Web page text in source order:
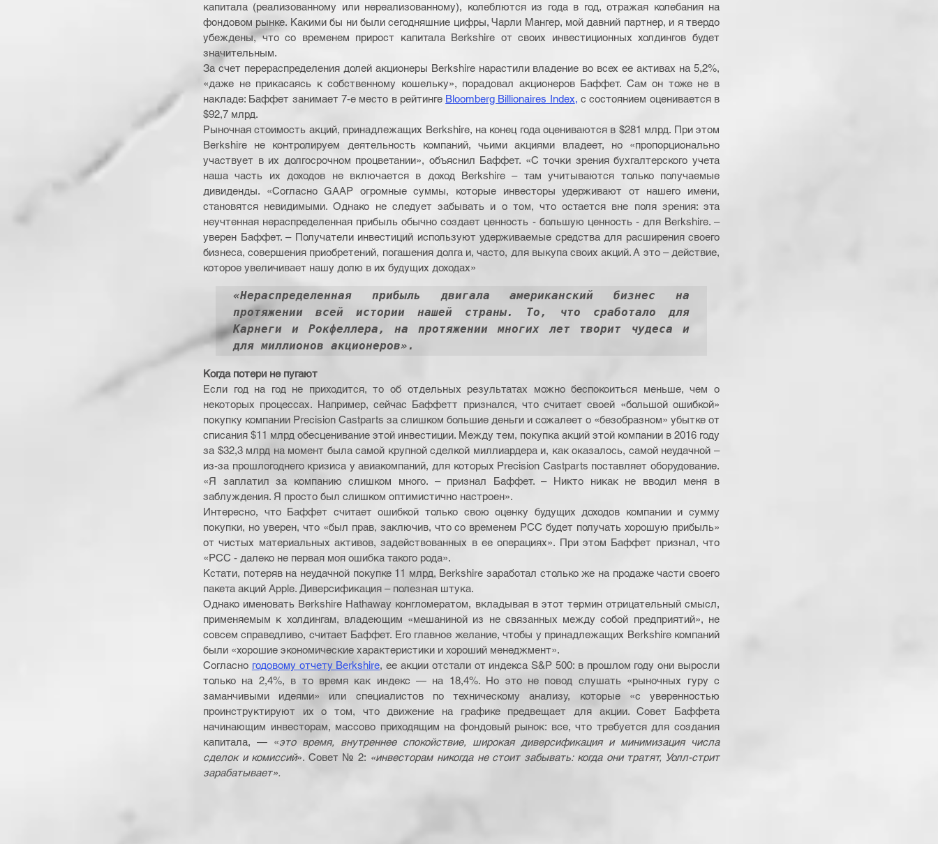
капитала (реализованному или нереализованному), колеблются из года в год, отражая колебания на
фондовом рынке. Какими бы ни были сегодняшние цифры, Чарли Мангер, мой давний партнер, и я твердо
убеждены, что со временем прирост капитала Berkshire от своих инвестиционных холдингов будет
значительным.
За счет перераспределения долей акционеры Berkshire нарастили владение во всех ее активах на 5,2%,
«даже не прикасаясь к собственному кошельку», порадовал акционеров Баффет. Сам он тоже не в
накладе: Баффет занимает 7-е место в рейтинге Bloomberg Billionaires Index, с состоянием оценивается в
$92,7 млрд.
Рыночная стоимость акций, принадлежащих Berkshire, на конец года оцениваются в $281 млрд. При этом
Berkshire не контролируем деятельность компаний, чьими акциями владеет, но «пропорционально
участвует в их долгосрочном процветании», объяснил Баффет. «С точки зрения бухгалтерского учета
наша часть их доходов не включается в доход Berkshire – там учитываются только получаемые
дивиденды. «Согласно GAAP огромные суммы, которые инвесторы удерживают от нашего имени,
становятся невидимыми. Однако не следует забывать и о том, что остается вне поля зрения: эта
неучтенная нераспределенная прибыль обычно создает ценность - большую ценность - для Berkshire. –
уверен Баффет. – Получатели инвестиций используют удерживаемые средства для расширения своего
бизнеса, совершения приобретений, погашения долга и, часто, для выкупа своих акций. А это – действие,
которое увеличивает нашу долю в их будущих доходах»
«Нераспределенная прибыль двигала американский бизнес на
протяжении всей истории нашей страны. То, что сработало для
Карнеги и Рокфеллера, на протяжении многих лет творит чудеса и
для миллионов акционеров».
Когда потери не пугают
Если год на год не приходится, то об отдельных результатах можно беспокоиться меньше, чем о
некоторых процессах. Например, сейчас Баффетт признался, что считает своей «большой ошибкой»
покупку компании Precision Castparts за слишком большие деньги и сожалеет о «безобразном» убытке от
списания $11 млрд обесценивание этой инвестиции. Между тем, покупка акций этой компании в 2016 году
за $32,3 млрд на момент была самой крупной сделкой миллиардера и, как оказалось, самой неудачной –
из-за прошлогоднего кризиса у авиакомпаний, для которых Precision Castparts поставляет оборудование.
«Я заплатил за компанию слишком много. – признал Баффет. – Никто никак не вводил меня в
заблуждения. Я просто был слишком оптимистично настроен».
Интересно, что Баффет считает ошибкой только свою оценку будущих доходов компании и сумму
покупки, но уверен, что «был прав, заключив, что со временем PCC будет получать хорошую прибыль»
от чистых материальных активов, задействованных в ее операциях». При этом Баффет признал, что
«PCC - далеко не первая моя ошибка такого рода».
Кстати, потеряв на неудачной покупке 11 млрд, Berkshire заработал столько же на продаже части своего
пакета акций Apple. Диверсификация – полезная штука.
Однако именовать Berkshire Hathaway конгломератом, вкладывая в этот термин отрицательный смысл,
применяемым к холдингам, владеющим «мешаниной из не связанных между собой предприятий», не
совсем справедливо, считает Баффет. Его главное желание, чтобы у принадлежащих Berkshire компаний
были «хорошие экономические характеристики и хороший менеджмент».
Согласно годовому отчету Berkshire, ее акции отстали от индекса S&P 500: в прошлом году они выросли
только на 2,4%, в то время как индекс — на 18,4%. Но это не повод слушать «рыночных гуру с
заманчивыми идеями» или специалистов по техническому анализу, которые «с уверенностью
проинструктируют их о том, что движение на графике предвещает для акции. Совет Баффета
начинающим инвесторам, массово приходящим на фондовый рынок: все, что требуется для создания
капитала, — «это время, внутреннее спокойствие, широкая диверсификация и минимизация числа
сделок и комиссий». Совет № 2: «инвесторам никогда не стоит забывать: когда они тратят, Уолл-стрит
зарабатывает».